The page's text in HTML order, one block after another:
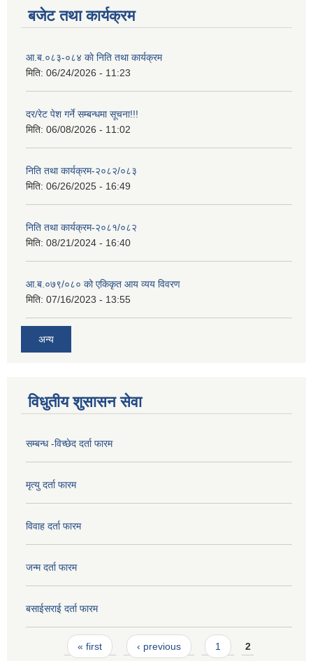
बजेट तथा कार्यक्रम
आ.ब.०८३-०८४ काे निति तथा कार्यक्रम
मिति: 06/24/2026 - 11:23
दर/रेट पेश गर्ने सम्बन्धमा सूचना!!!
मिति: 06/08/2026 - 11:02
निति तथा कार्यक्रम-२०८२/०८३
मिति: 06/26/2025 - 16:49
निति तथा कार्यक्रम-२०८१/०८२
मिति: 08/21/2024 - 16:40
आ.ब.०७९/०८० को एकिकृत आय व्यय विवरण
मिति: 07/16/2023 - 13:55
अन्य
विधुतीय शुसासन सेवा
सम्बन्ध -विच्छेद दर्ता फारम
मृत्यु दर्ता फारम
विवाह दर्ता फारम
जन्म दर्ता फारम
बसाईसराई दर्ता फारम
Pages« first ‹ previous 1 2